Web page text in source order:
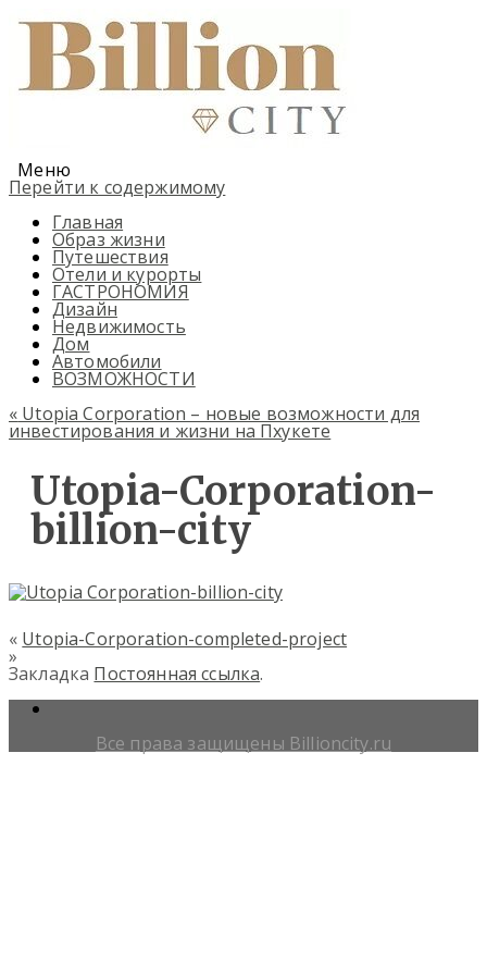
Меню
Перейти к содержимому
Главная
Образ жизни
Путешествия
Отели и курорты
ГАСТРОНОМИЯ
Дизайн
Недвижимость
Дом
Автомобили
ВОЗМОЖНОСТИ
« Utopia Corporation – новые возможности для
инвестирования и жизни на Пхукете
Utopia-Corporation-
billion-city
« Utopia-Corporation-completed-project
»
Закладка Постоянная ссылка.
Все права защищены Billioncity.ru